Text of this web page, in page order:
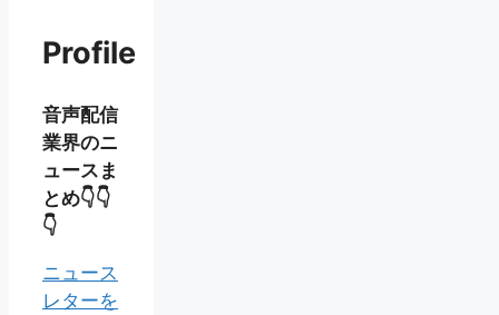
Profile
音声配信
業界のニ
ュースま
とめ👇👇
👇
ニュース
レターを